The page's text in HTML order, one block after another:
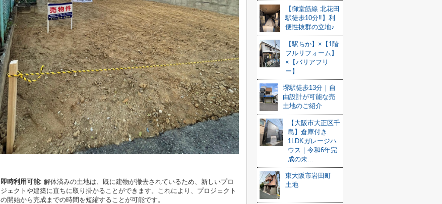
即時利用可能: 解体済みの土地は、既に建物が撤去されているため、新しいプロ
ジェクトや建築に直ちに取り掛かることができます。これにより、プロジェクト
の開始から完成までの時間を短縮することが可能です。
【御堂筋線 北花田
駅徒歩10分‼】利
便性抜群の立地♪
【駅ちか】×【1階
フルリフォーム】
×【バリアフリ
ー】
堺駅徒歩13分｜自
由設計が可能な売
土地のご紹介
【大阪市大正区千
島】倉庫付き
1LDKガレージハ
ウス｜令和6年完
成の未...
東大阪市岩田町
土地